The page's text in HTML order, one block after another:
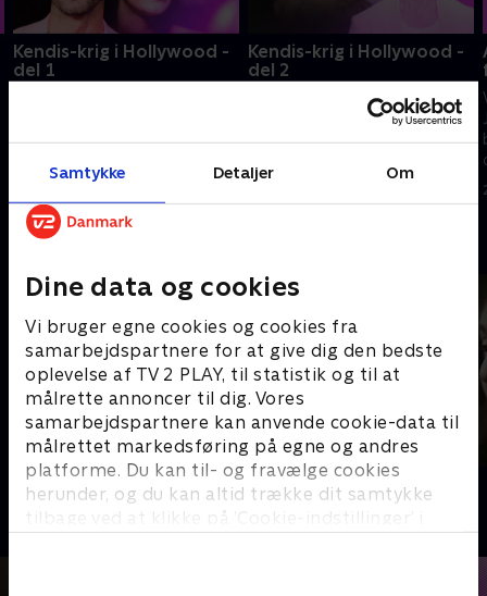
Samtykke Detaljer Om
Dine data og cookies
Vi bruger egne cookies og cookies fra
samarbejdspartnere for at give dig den bedste
oplevelse af TV 2 PLAY, til statistik og til at
målrette annoncer til dig. Vores
samarbejdspartnere kan anvende cookie-data til
målrettet markedsføring på egne og andres
platforme. Du kan til- og fravælge cookies
herunder, og du kan altid trække dit samtykke
tilbage ved at klikke på ’Cookie-indstillinger’ i
Kendis-krig i Hollywood -
del 1
pludselig står i centrum for
side af sagen.
Kendis-krig i Hollywood -
del 2
Justin Baldoni beskylder Blake
Lively for at have stjålet hans
film, mens flere store kendisser
sag.
Andre så også
Jagten på Norges farligste kvinde
Dokumentar • 1 sæsoner
Kernen
Dokumentar